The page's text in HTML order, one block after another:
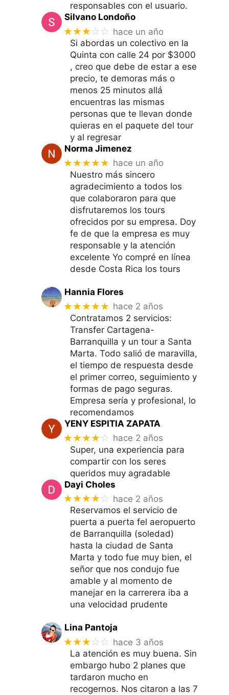
responsables con el usuario.
Silvano Londoño
★★★☆☆ hace un año
Si abordas un colectivo en la
Quinta con calle 24 por $3000
, creo que debe de estar a ese
precio, te demoras más o
menos 25 minutos allá
encuentras las mismas
personas que te llevan donde
quieras en el paquete del tour
y al regresar
Norma Jimenez
★★★★★ hace un año
Nuestro más sincero
agradecimiento a todos los
que colaboraron para que
disfrutaremos los tours
ofrecidos por su empresa. Doy
fe de que la empresa es muy
responsable y la atención
excelente Yo compré en línea
desde Costa Rica los tours
Hannia Flores
★★★★★ hace 2 años
Contratamos 2 servicios:
Transfer Cartagena-
Barranquilla y un tour a Santa
Marta. Todo salió de maravilla,
el tiempo de respuesta desde
el primer correo, seguimiento y
formas de pago seguras.
Empresa sería y profesional, lo
recomendamos
YENY ESPITIA ZAPATA
★★★★☆ hace 2 años
Super, una experiencia para
compartir con los seres
queridos muy agradable
Dayi Choles
★★★★☆ hace 2 años
Reservamos el servicio de
puerta a puerta fel aeropuerto
de Barranquilla (soledad)
hasta la ciudad de Santa
Marta y todo fue muy bien, el
señor que nos condujo fue
amable y al momento de
manejar en la carrerera iba a
una velocidad prudente
Lina Pantoja
★★★☆☆ hace 3 años
La atención es muy buena. Sin
embargo hubo 2 planes que
tardaron mucho en
recogernos. Nos citaron a las 7